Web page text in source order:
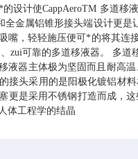
的设计使CappAeroTM 多道移
全金属铝锥形接头端设计更是
嘴，轻轻施压便可*的将其连
zui可靠的多道移液器。 多道
液器主体极为坚固而且耐高
接头采用的是阳极化镀铝材
更是采用不锈钢打造而成，
体工程学的结晶